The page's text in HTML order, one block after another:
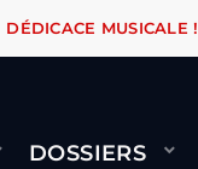
ÇA LE FAIT !
DÉDICACE MUSICALE !
DOSSIERS